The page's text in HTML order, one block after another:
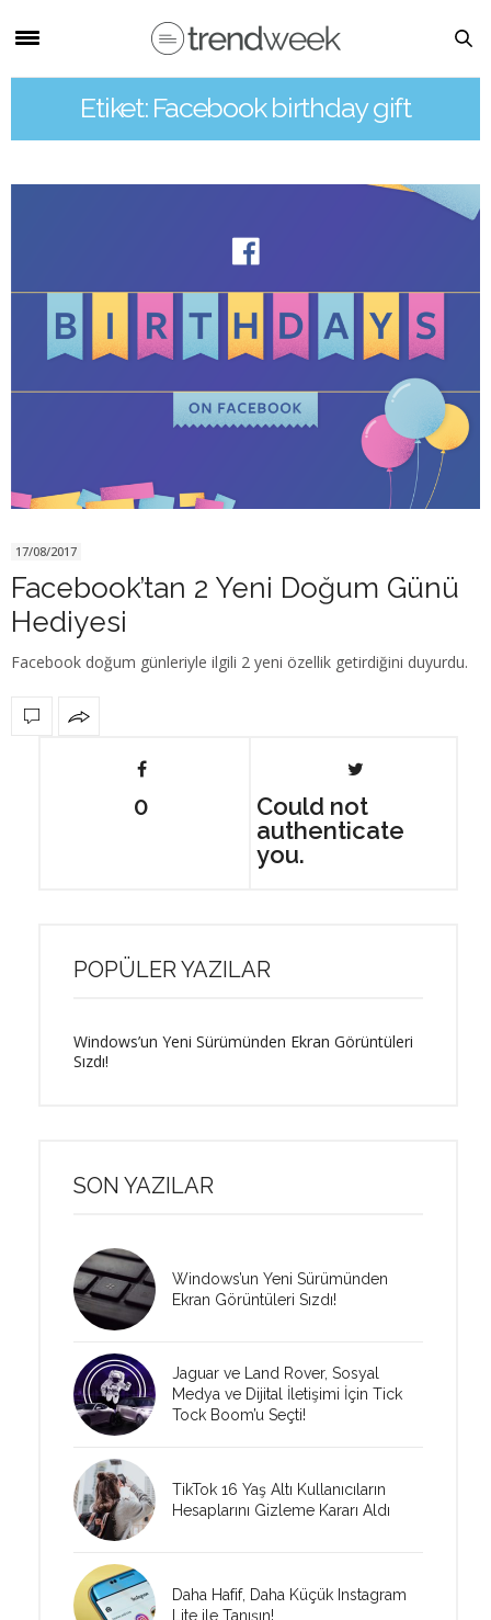
Etiket: Facebook birthday gift
17/08/2017
Facebook’tan 2 Yeni Doğum Günü
Hediyesi
Facebook doğum günleriyle ilgili 2 yeni özellik getirdiğini duyurdu.
0
Could not
authenticate
you.
POPÜLER YAZILAR
Windows’un Yeni Sürümünden Ekran Görüntüleri
Sızdı!
SON YAZILAR
Windows’un Yeni Sürümünden
Ekran Görüntüleri Sızdı!
Jaguar ve Land Rover, Sosyal
Medya ve Dijital İletişimi İçin Tick
Tock Boom’u Seçti!
TikTok 16 Yaş Altı Kullanıcıların
Hesaplarını Gizleme Kararı Aldı
Daha Hafif, Daha Küçük Instagram
Lite ile Tanışın!